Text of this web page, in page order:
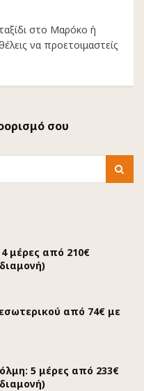
στο Μαρόκο ή
να προετοιμαστείς
σου
μέρες από 210€
από 74€ με
5 μέρες από 233€